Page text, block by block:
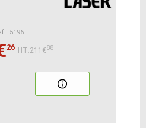
: 5196
26 HT:211€88